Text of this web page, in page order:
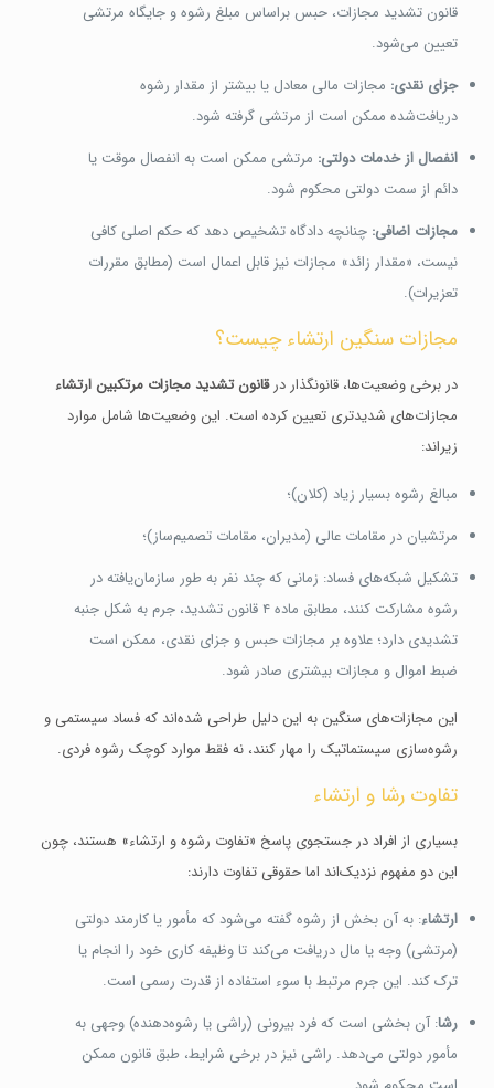
قانون تشدید مجازات، حبس براساس مبلغ رشوه و جایگاه مرتشی
تعیین می‌شود.
جزای نقدی: مجازات مالی معادل یا بیشتر از مقدار رشوه
دریافت‌شده ممکن است از مرتشی گرفته شود.
انفصال از خدمات دولتی: مرتشی ممکن است به انفصال موقت یا
دائم از سمت دولتی محکوم شود.
مجازات اضافی: چنانچه دادگاه تشخیص دهد که حکم اصلی کافی
نیست، «مقدار زائد» مجازات نیز قابل اعمال است (مطابق مقررات
تعزیرات).
مجازات سنگین ارتشاء چیست؟
در برخی وضعیت‌ها، قانونگذار درقانون تشدید مجازات مرتکبین ارتشاء
مجازات‌های شدیدتری تعیین کرده است. این وضعیت‌ها شامل موارد
زیر‌اند:
مبالغ رشوه بسیار زیاد (کلان)؛
مرتشیان در مقامات عالی (مدیران، مقامات تصمیم‌ساز)؛
تشکیل شبکه‌های فساد: زمانی که چند نفر به طور سازمان‌یافته در
رشوه مشارکت کنند، مطابق ماده ۴ قانون تشدید، جرم به شکل جنبه
تشدیدی دارد؛ علاوه بر مجازات حبس و جزای نقدی، ممکن است
ضبط اموال و مجازات بیشتری صادر شود.
این مجازات‌های سنگین به این دلیل طراحی شده‌اند که فساد سیستمی و
رشوه‌سازی سیستماتیک را مهار کنند، نه فقط موارد کوچک رشوه‌ فردی.
تفاوت رشا و ارتشاء
بسیاری از افراد در جستجوی پاسخ «تفاوت رشوه و ارتشاء» هستند، چون
این دو مفهوم نزدیک‌اند اما حقوقی تفاوت دارند:
ارتشاء: به آن بخش از رشوه گفته می‌شود که مأمور یا کارمند دولتی
(مرتشی) وجه یا مال دریافت می‌کند تا وظیفه کاری خود را انجام یا
ترک کند. این جرم مرتبط با سوء استفاده از قدرت رسمی است.
رشا: آن بخشی است که فرد بیرونی (راشی یا رشوه‌دهنده) وجهی به
مأمور دولتی می‌دهد. راشی نیز در برخی شرایط، طبق قانون ممکن